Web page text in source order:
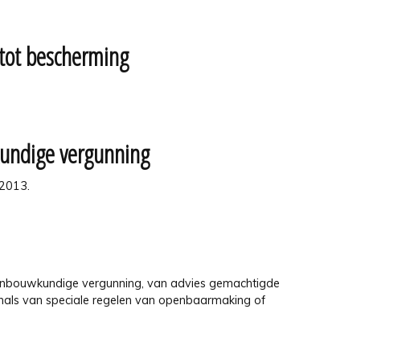
bescherming
vergunning
vergunning, van advies gemachtigde
van speciale regelen van openbaarmaking of